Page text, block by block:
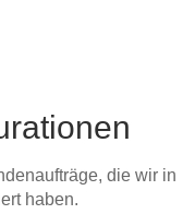
die wir in
haben.